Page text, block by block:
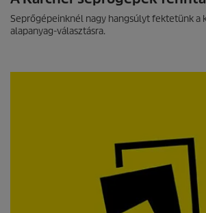
Seprőgépeinknél nagy hangsúlyt fektetünk a
alapanyag-választásra.